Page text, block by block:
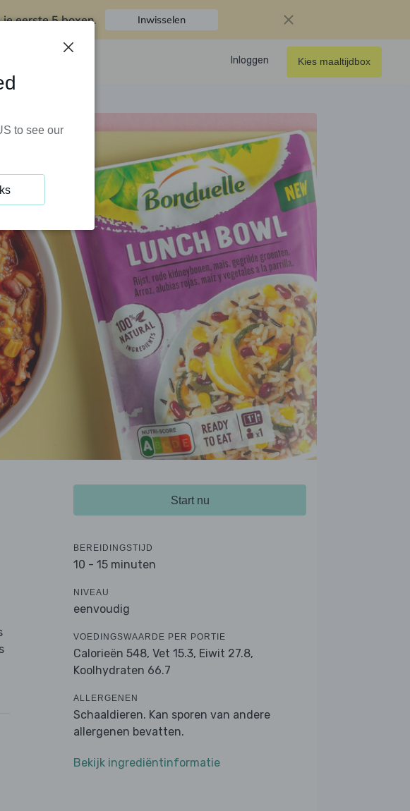
eerste 5 boxen. Inwisselen
Inloggen Kies maaltijdbox
Start nu
BEREIDINGSTIJD
10 - 15 minuten
NIVEAU
eenvoudig
VOEDINGSWAARDE PER PORTIE
Calorieën 548, Vet 15.3, Eiwit 27.8,
Koolhydraten 66.7
ALLERGENEN
Schaaldieren. Kan sporen van andere
allergenen bevatten.
Bekijk ingrediëntinformatie
to see our